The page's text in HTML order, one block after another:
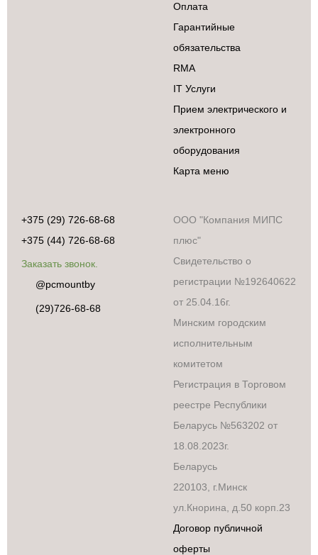
Оплата
Гарантийные
обязательства
RMA
IT Услуги
Прием электрического и
электронного
оборудования
Карта меню
+375 (29) 726-68-68
+375 (44) 726-68-68
Заказать звонок.
@pcmountby
(29)726-68-68
ООО "Компания МИПС
плюс"
Свидетельство о
регистрации №192640622
от 25.04.16г.
Минским городским
исполнительным
комитетом
Регистрация в Торговом
реестре Республики
Беларусь №563202 от
18.08.2023г.
Беларусь
220103, г.Минск
ул.Кнорина, д.50 корп.23
Договор публичной
оферты